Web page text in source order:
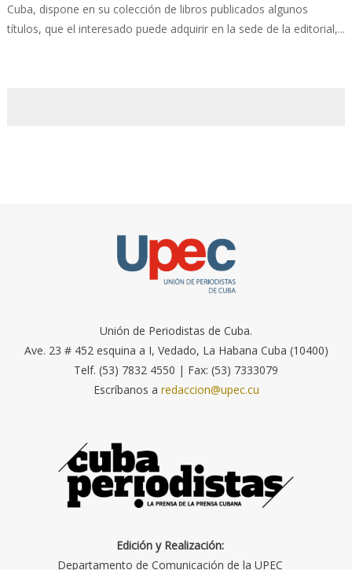
Cuba, dispone en su colección de libros publicados algunos
títulos, que el interesado puede adquirir en la sede de la editorial,...
Unión de Periodistas de Cuba.
Ave. 23 # 452 esquina a I, Vedado, La Habana Cuba (10400)
Telf. (53) 7832 4550 | Fax: (53) 7333079
Escríbanos a redaccion@upec.cu
Edición y Realización:
Departamento de Comunicación de la UPEC